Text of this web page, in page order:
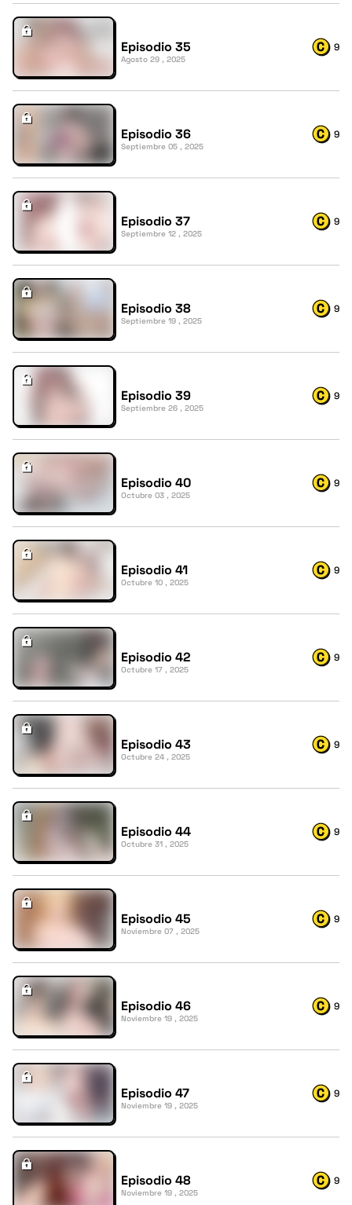
Episodio 35
Agosto 29 , 2025
9
Episodio 36
Septiembre 05 , 2025
9
Episodio 37
Septiembre 12 , 2025
9
Episodio 38
Septiembre 19 , 2025
9
Episodio 39
Septiembre 26 , 2025
9
Episodio 40
Octubre 03 , 2025
9
Episodio 41
Octubre 10 , 2025
9
Episodio 42
Octubre 17 , 2025
9
Episodio 43
Octubre 24 , 2025
9
Episodio 44
Octubre 31 , 2025
9
Episodio 45
Noviembre 07 , 2025
9
Episodio 46
Noviembre 19 , 2025
9
Episodio 47
Noviembre 19 , 2025
9
Episodio 48
Noviembre 19 , 2025
9